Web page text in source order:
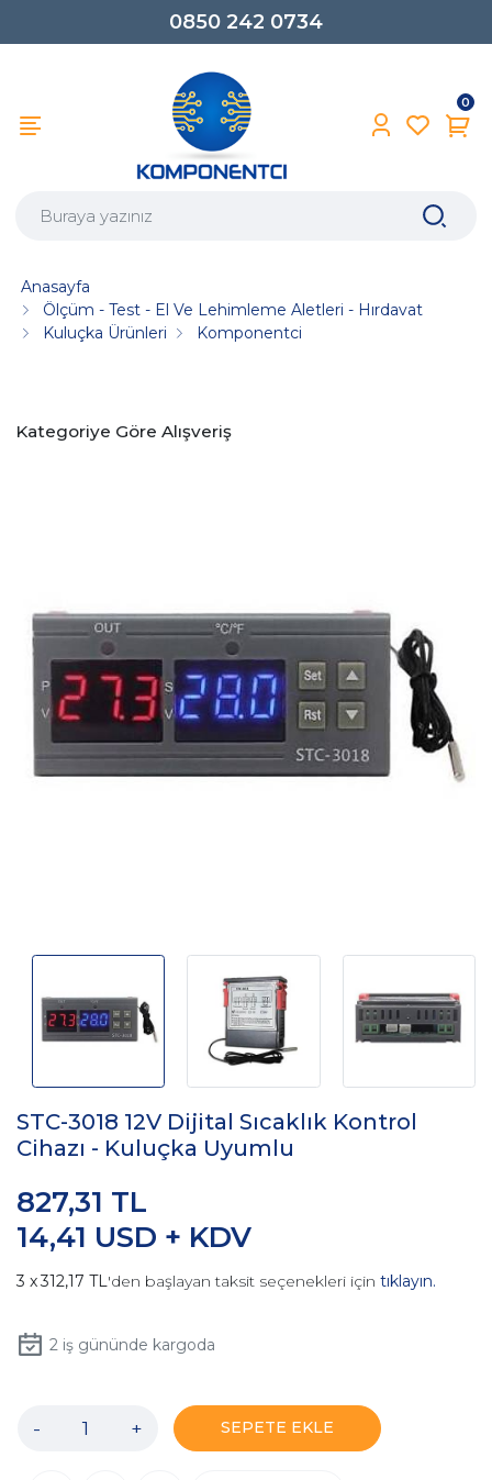
0850 242 0734
0
Anasayfa
Ölçüm - Test - El Ve Lehimleme Aletleri - Hırdavat
Kuluçka Ürünleri
Komponentci
Kategoriye Göre Alışveriş
STC-3018 12V Dijital Sıcaklık Kontrol
Cihazı - Kuluçka Uyumlu
14,41 USD + KDV
827,31 TL
312,17 TL'den başlayan taksit seçenekleri için tıklayın.
2iş gününde kargoda
- + SEPETE EKLE